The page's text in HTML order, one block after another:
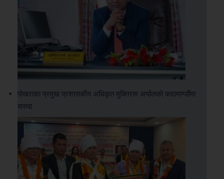
पोखराका प्रमुख प्रशासकीय अधिकृत मुक्तिराम अर्यालको काठमाण्डौंमा
सरुवा